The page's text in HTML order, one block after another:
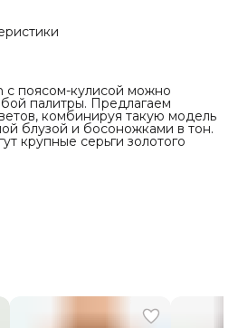
с поясом-кулисой можно
палитры. Предлагаем
комбинируя такую модель
блузой и босоножками в тон.
крупные серьги золотого